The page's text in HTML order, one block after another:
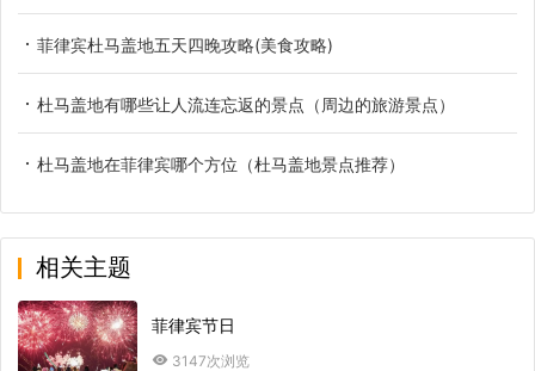
菲律宾杜马盖地五天四晚攻略(美食攻略)
杜马盖地有哪些让人流连忘返的景点（周边的旅游景点）
杜马盖地在菲律宾哪个方位（杜马盖地景点推荐）
相关主题
菲律宾节日
3147次浏览